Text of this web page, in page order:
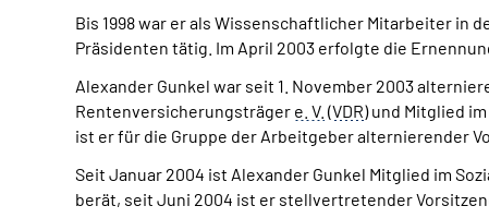
Bis 1998 war er als Wissenschaftlicher Mitarbeiter in
Präsidenten tätig. Im April 2003 erfolgte die
Alexander Gunkel war seit 1. November 2003
Rentenversicherungsträger e. V. (VDR) und Mitglied
ist er für die Gruppe der Arbeitgeber alternierender
Seit Januar 2004 ist Alexander Gunkel Mitglied im
berät, seit Juni 2004 ist er stellvertretender